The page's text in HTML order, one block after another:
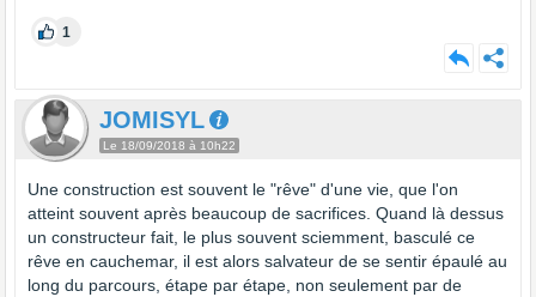
1
JOMISYL
Le 18/09/2018 à 10h22
Une construction est souvent le "rêve" d'une vie, que l'on
atteint souvent après beaucoup de sacrifices. Quand là dessus
un constructeur fait, le plus souvent sciemment, basculé ce
rêve en cauchemar, il est alors salvateur de se sentir épaulé au
long du parcours, étape par étape, non seulement par de